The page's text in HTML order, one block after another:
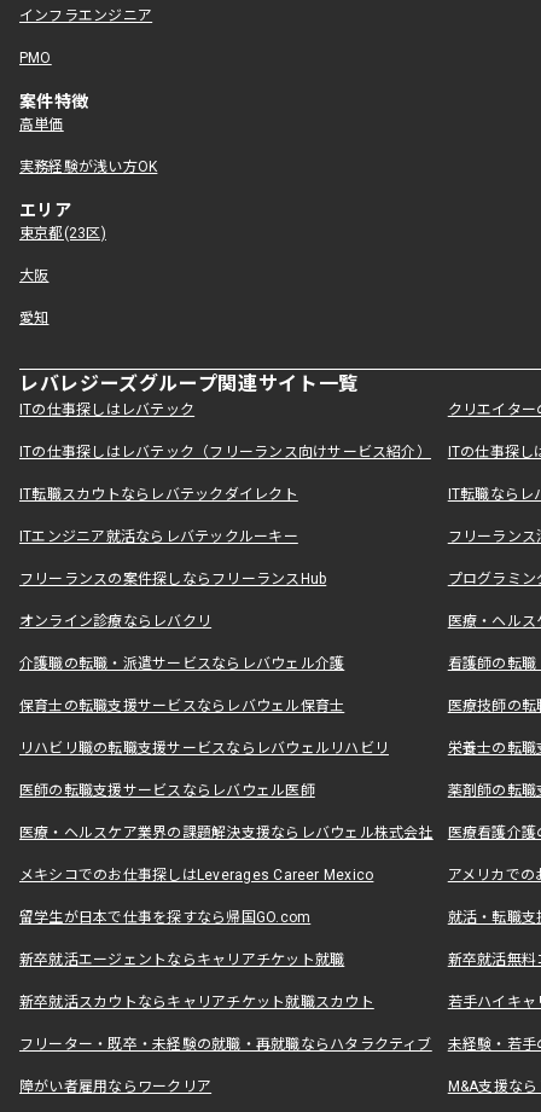
インフラエンジニア
PMO
案件特徴
高単価
実務経験が浅い方OK
エリア
東京都(23区)
大阪
愛知
レバレジーズグループ関連サイト一覧
ITの仕事探しはレバテック クリエイタ
ITの仕事探しはレバテック（フリーランス向けサービス紹介） ITの仕事探
IT転職スカウトならレバテックダイレクト IT転職なら
ITエンジニア就活ならレバテックルーキー フリーラン
フリーランスの案件探しならフリーランスHub プログラミ
オンライン診療ならレバクリ 医療・ヘル
介護職の転職・派遣サービスならレバウェル介護 看護師の転
保育士の転職支援サービスならレバウェル保育士 医療技師の
リハビリ職の転職支援サービスならレバウェルリハビリ 栄養士の転
医師の転職支援サービスならレバウェル医師 薬剤師の転
医療・ヘルスケア業界の課題解決支援ならレバウェル株式会社 医療看護介
メキシコでのお仕事探しはLeverages Career Mexico アメリカで
留学生が日本で仕事を探すなら帰国GO.com 就活・転職
新卒就活エージェントならキャリアチケット就職 新卒就活無料
新卒就活スカウトならキャリアチケット就職スカウト 若手ハイキ
フリーター・既卒・未経験の就職・再就職ならハタラクティブ 未経験・若手
障がい者雇用ならワークリア M&A支援な